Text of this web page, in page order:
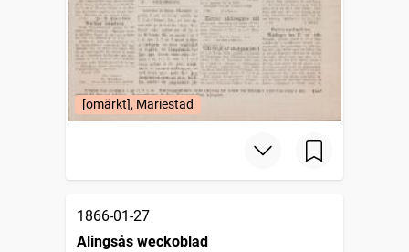
[omärkt], Mariestad
1866-01-27
Alingsås weckoblad